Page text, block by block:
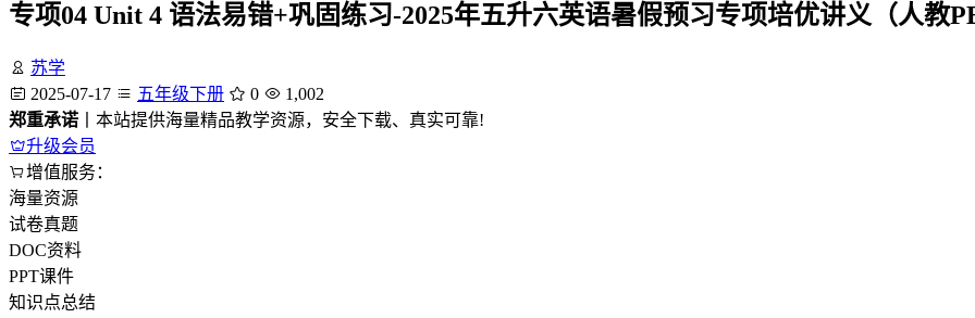
专项04 Unit 4 语法易错+巩固练习-2025年五升六英语暑假预习专项培优讲义（人教
苏学
2025-07-17
五年级下册 0
1,002
郑重承诺 丨本站提供海量精品教学资源，安全下载、真实可靠!
升级会员
增值服务：
海量资源
试卷真题
DOC资料
PPT课件
知识点总结